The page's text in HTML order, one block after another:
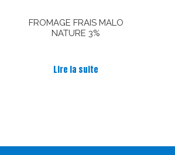
FROMAGE FRAIS MALO
NATURE 3%
sur 5
Lire la suite